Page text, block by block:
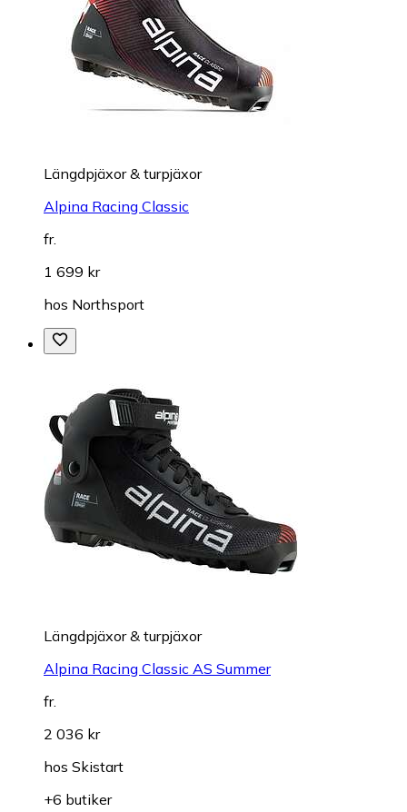
Längdpjäxor & turpjäxor
Alpina Racing Classic
fr.
1 699 kr
hos Northsport
Längdpjäxor & turpjäxor
Alpina Racing Classic AS Summer
fr.
2 036 kr
hos Skistart
+6 butiker